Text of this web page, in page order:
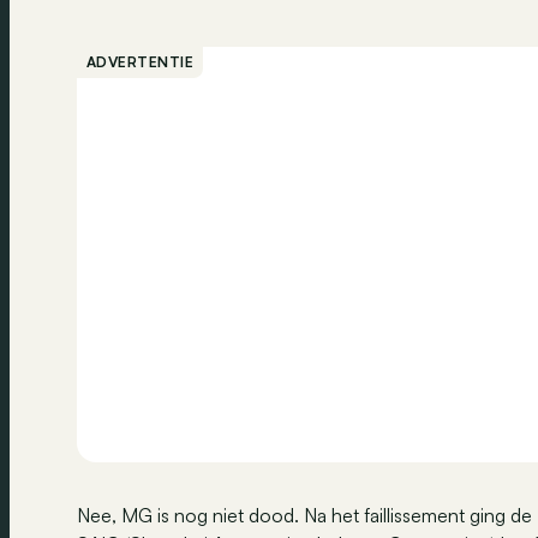
ADVERTENTIE
Nee, MG is nog niet dood. Na het faillissement ging